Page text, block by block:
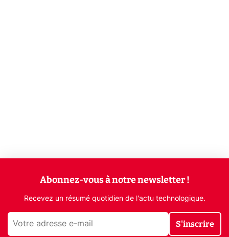
Abonnez-vous à notre newsletter !
Recevez un résumé quotidien de l'actu technologique.
S'inscrire